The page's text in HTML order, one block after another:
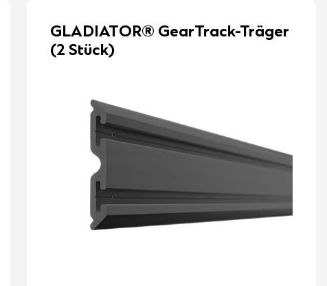
GLADIATOR® GearTrack-Träger
(2 Stück)